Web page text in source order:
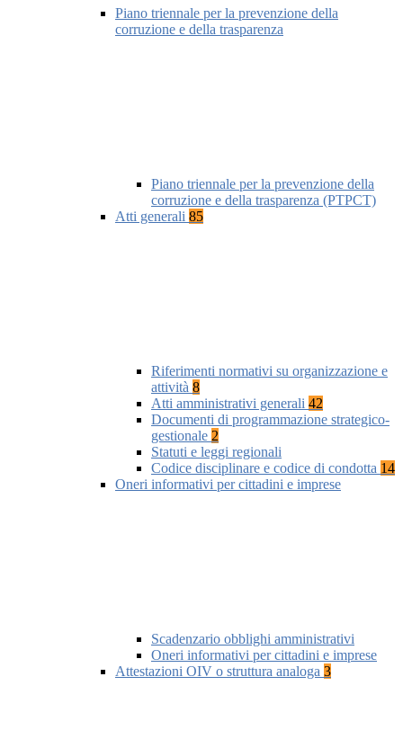
Piano triennale per la prevenzione della
corruzione e della trasparenza
Piano triennale per la prevenzione della
corruzione e della trasparenza (PTPCT)
Atti generali 85
Riferimenti normativi su organizzazione e
attività 8
Atti amministrativi generali 42
Documenti di programmazione strategico-
gestionale 2
Statuti e leggi regionali
Codice disciplinare e codice di condotta 14
Oneri informativi per cittadini e imprese
Scadenzario obblighi amministrativi
Oneri informativi per cittadini e imprese
Attestazioni OIV o struttura analoga 3